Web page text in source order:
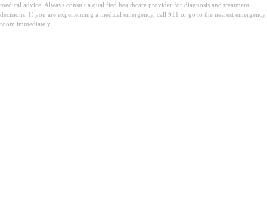
medical advice. Always consult a qualified healthcare provider for diagnosis and treatment
decisions. If you are experiencing a medical emergency, call 911 or go to the nearest emergency
room immediately.